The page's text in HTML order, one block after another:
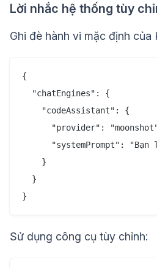
Lời nhắc hệ thống tùy
Ghi đè hành vi mặc định của
{
  "chatEngines": {
    "codeAssistant": {
"provider":
"systemPrompt": "Bạn
    }
  }
Sử dụng công cụ tùy chỉnh: